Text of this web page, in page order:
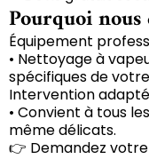
Pourquoi
Équipement
• Nettoyage à
spécifiques de
Intervention
• Convient à tous
même délicats.
👉 Demandez